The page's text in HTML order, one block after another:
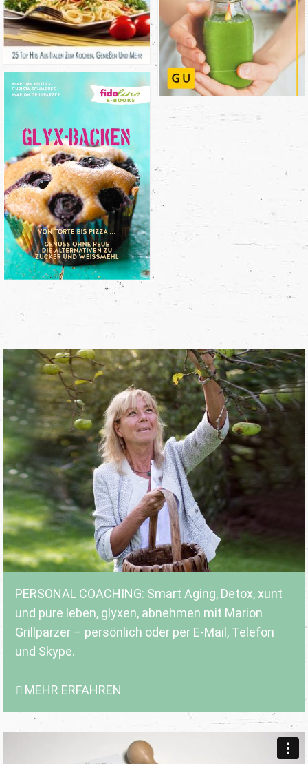
PERSONAL COACHING: Smart Aging, Detox, xunt
und pure leben, glyxen, abnehmen mit Marion
Grillparzer – persönlich oder per E-Mail, Telefon
und Skype.
MEHR ERFAHREN